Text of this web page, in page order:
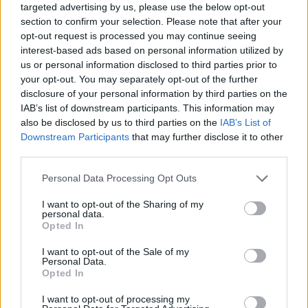
targeted advertising by us, please use the below opt-out
section to confirm your selection. Please note that after your
opt-out request is processed you may continue seeing
interest-based ads based on personal information utilized by
us or personal information disclosed to third parties prior to
your opt-out. You may separately opt-out of the further
disclosure of your personal information by third parties on the
IAB’s list of downstream participants. This information may
also be disclosed by us to third parties on the IAB’s List of
Downstream Participants that may further disclose it to other
Personal Data Processing Opt Outs
I want to opt-out of the Sharing of my
personal data.
Opted In
I want to opt-out of the Sale of my
Personal Data.
Opted In
I want to opt-out of processing my
Cerrar
Como llegar hasta aquí
Código de parada: 564
Cerrar
Localizar parada en el plano
Como llegar hasta aquí
Código de parada: 566
Cerrar
Próxima Guagua
Localizar parada en el plano
Como llegar hasta aquí
Código de parada: 397
Cerrar
Tunerillas, frente 20
Próxima Guagua
Localizar parada en el plano
Como llegar hasta aquí
Código de parada: 696
Cerrar
Manuel de Falla (salida de La Paterna)
Próxima Guagua
Localizar parada en el plano
Como llegar hasta aquí
Código de parada: 378
Cerrar
Ctra. del Norte, 234
Próxima Guagua
Localizar parada en el plano
Como llegar hasta aquí
Código de parada: 390
Cerrar
Av. Escaleritas, 169
Próxima Guagua
Localizar parada en el plano
Código de parada: 392
Cerrar
Av. Escaleritas (urb. Parque Central)
Próxima Guagua
Código de parada: 394
Av. Escaleritas (C.C. La Ballena)
Como llegar hasta aquí
Cerrar
Próxima Guagua
Localizar parada en el plano
Código de parada: 68
Próxima Guagua
Localizar parada en el plano
Como llegar hasta aquí
Código de parada: 371
Av. Escaleritas, 95
Próxima Guagua
Localizar parada en el plano
Como llegar hasta aquí
Henry Dunant, frente 42
Próxima Guagua
Localizar parada en el plano
Henry Dunant, frente 10
Próxima Guagua
Echegaray, 137